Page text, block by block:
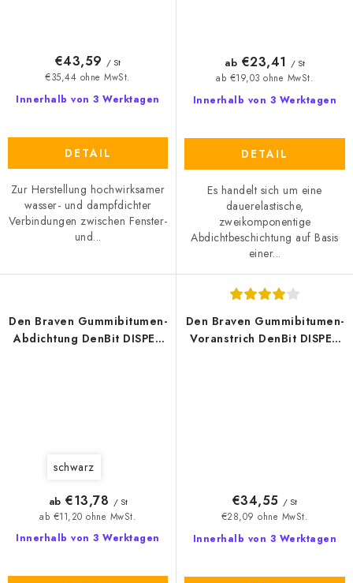
Innerhalb von 3 Werktagen
€35,44 ohne MwSt.
€43,59 / St
DETAIL
Zur Herstellung hochwirksamer
wasser- und dampfdichter
Verbindungen zwischen Fenster-
und...
Innerhalb von 3 Werktagen
ab €19,03 ohne MwSt.
ab €23,41 / St
DETAIL
Es handelt sich um eine
dauerelastische,
zweikomponentige
Abdichtbeschichtung auf Basis
einer...
Den Braven Gummibitumen-
Abdichtung DenBit DISPER
schwarz
Innerhalb von 3 Werktagen
ab €11,20 ohne MwSt.
ab €13,78 / St
Den Braven Gummibitumen-
Voranstrich DenBit DISPER
Innerhalb von 3 Werktagen
€28,09 ohne MwSt.
€34,55 / St